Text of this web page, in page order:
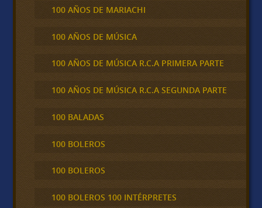
100 AÑOS DE MARIACHI
100 AÑOS DE MÚSICA
100 AÑOS DE MÚSICA R.C.A PRIMERA PARTE
100 AÑOS DE MÚSICA R.C.A SEGUNDA PARTE
100 BALADAS
100 BOLEROS
100 BOLEROS
100 BOLEROS 100 INTÉRPRETES